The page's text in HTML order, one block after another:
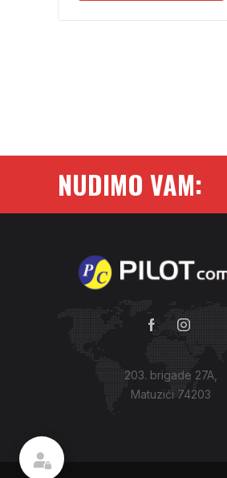
NUDIMO VAM:
203. brigade 27A,
Matuzići 74203